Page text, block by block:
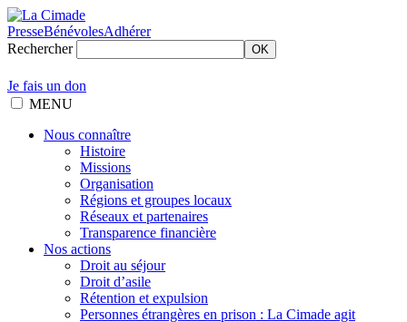
PresseBénévolesAdhérer
Rechercher
OK
Je fais un don
MENU
Nous connaître
Histoire
Missions
Organisation
Régions et groupes locaux
Réseaux et partenaires
Transparence financière
Nos actions
Droit au séjour
Droit d’asile
Rétention et expulsion
Personnes étrangères en prison : La Cimade agit